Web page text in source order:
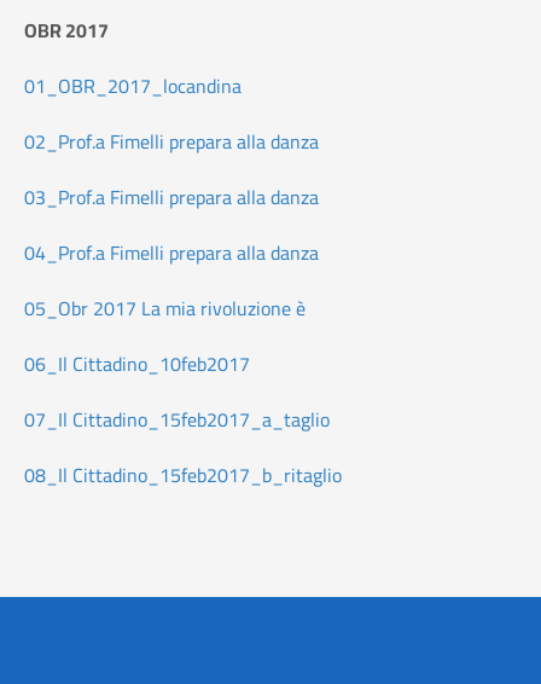
OBR 2017
01_OBR_2017_locandina
02_Prof.a Fimelli prepara alla danza
03_Prof.a Fimelli prepara alla danza
04_Prof.a Fimelli prepara alla danza
05_Obr 2017 La mia rivoluzione è
06_Il Cittadino_10feb2017
07_Il Cittadino_15feb2017_a_taglio
08_Il Cittadino_15feb2017_b_ritaglio